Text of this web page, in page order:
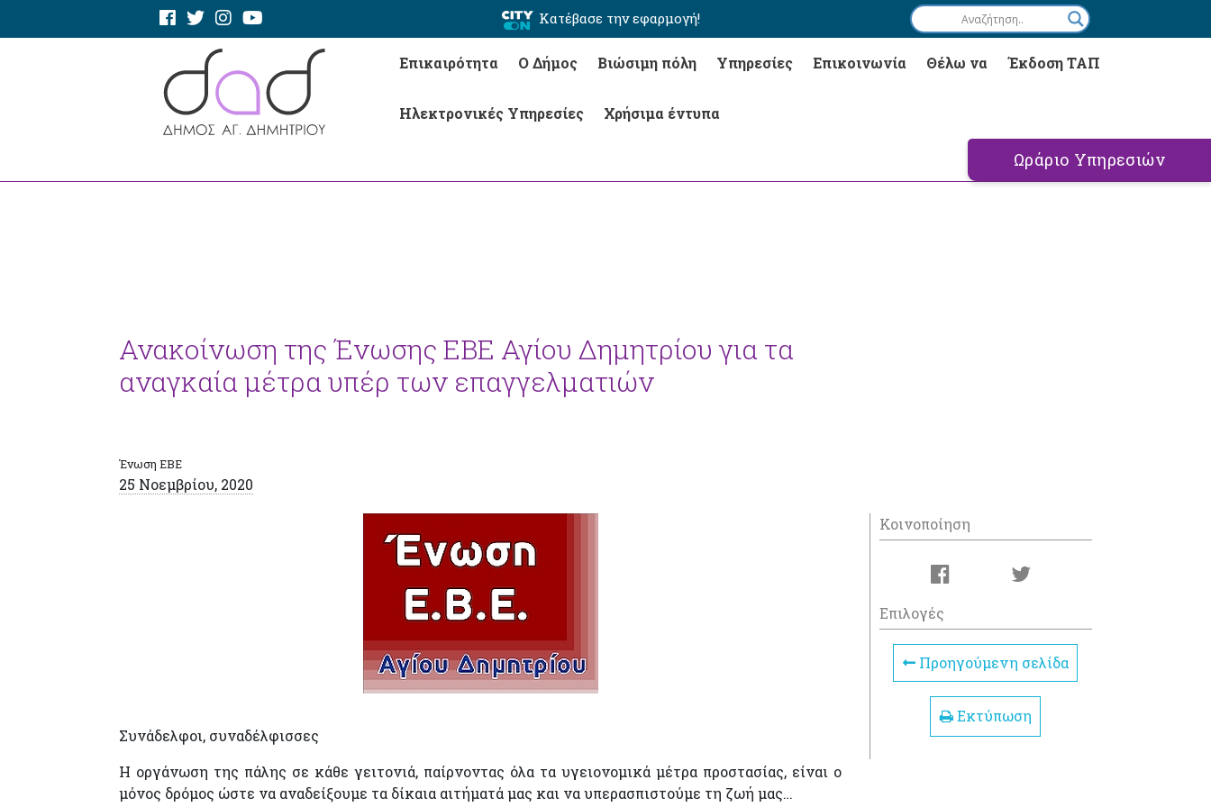
Κατέβασε την εφαρμογή!
Επικαιρότητα Ο Δήμος Βιώσιμη πόλη Υπηρεσίες Επικοινωνία Θέλω να Έκδοση ΤΑΠ
Ηλεκτρονικές Υπηρεσίες Χρήσιμα έντυπα
Ωράριο Υπηρεσιών
Ανακοίνωση της Ένωσης ΕΒΕ Αγίου Δημητρίου για τα
αναγκαία μέτρα υπέρ των επαγγελματιών
Ένωση ΕΒΕ
25 Νοεμβρίου, 2020
Συνάδελφοι, συναδέλφισσες
Η οργάνωση της πάλης σε κάθε γειτονιά, παίρνοντας όλα τα υγειονομικά μέτρα προστασίας, είναι ο
μόνος δρόμος ώστε να αναδείξουμε τα δίκαια αιτήματά μας και να υπερασπιστούμε τη ζωή μας…
Κοινοποίηση
Επιλογές
Προηγούμενη σελίδα
Εκτύπωση